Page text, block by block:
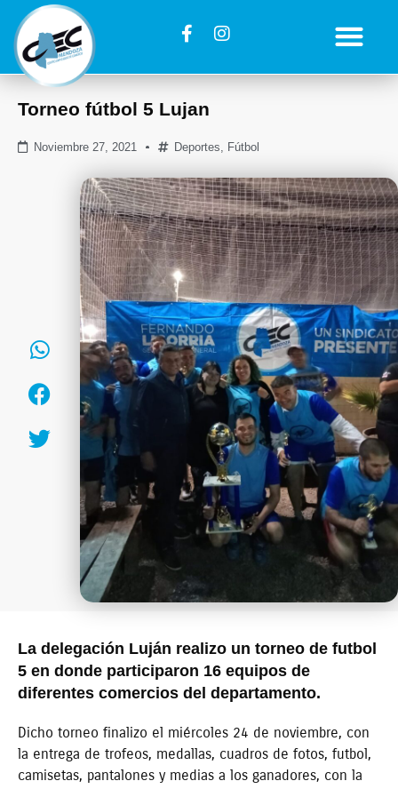
Torneo fútbol 5 Lujan
Noviembre 27, 2021 Deportes Fútbol
La delegación Luján realizo un torneo de futbol
5 en donde participaron 16 equipos de
diferentes comercios del departamento.
Dicho torneo finalizo el miércoles 24 de noviembre, con
la entrega de trofeos, medallas, cuadros de fotos, futbol,
camisetas, pantalones y medias a los ganadores, con la